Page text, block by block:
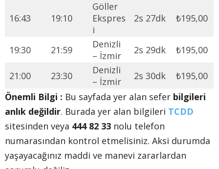
16:43 19:10
Göller
Ekspres
i
2s 27dk ₺195,00
19:30 21:59
Denizli
– İzmir
2s 29dk ₺195,00
21:00 23:30
Denizli
– İzmir
2s 30dk
₺195,00
Önemli Bilgi : Bu sayfada yer alan sefer bilgileri
anlık değildir. Burada yer alan bilgileri TCDD
sitesinden veya 444 82 33 nolu telefon
numarasından kontrol etmelisiniz. Aksi durumda
yaşayacağınız maddi ve manevi zararlardan